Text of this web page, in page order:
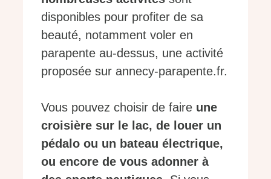
disponibles pour profiter de sa
beauté, notamment voler en
parapente au-dessus, une activité
proposée sur annecy-parapente.fr.
Vous pouvez choisir de faire une
croisière sur le lac, de louer un
pédalo ou un bateau électrique,
ou encore de vous adonner à